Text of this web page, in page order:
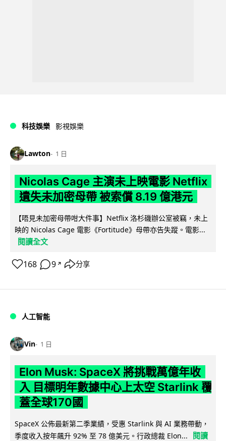
科技娛樂 影視娛樂
Lawton 1 日
Nicolas Cage 主演未上映電影 Netflix
遺失未加密母帶 被索償 8.19 億港元
【唔見未加密母帶咁大件事】Netflix 洛杉磯辦公室被竊，未上
映的 Nicolas Cage 電影《Fortitude》母帶亦告失蹤。電影...
閱讀全文
168 9 ↗ 分享
人工智能
Vin 1 日
Elon Musk: SpaceX 將挑戰萬億年收
入 目標明年數據中心上太空 Starlink 覆
蓋全球170國
SpaceX 公佈最新第二季業績，受惠 Starlink 與 AI 業務帶動，
季度收入按年飆升 92% 至 78 億美元。行政總裁 Elon...
閱讀